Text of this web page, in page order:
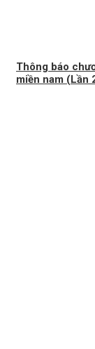
Thông báo
miền nam (Lần